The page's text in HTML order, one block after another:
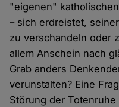
"eigenen"
– sich erdreistet,
zu verschandeln oder
allem Anschein nach
Grab anders
verunstalten? Eine
Störung der Totenruhe